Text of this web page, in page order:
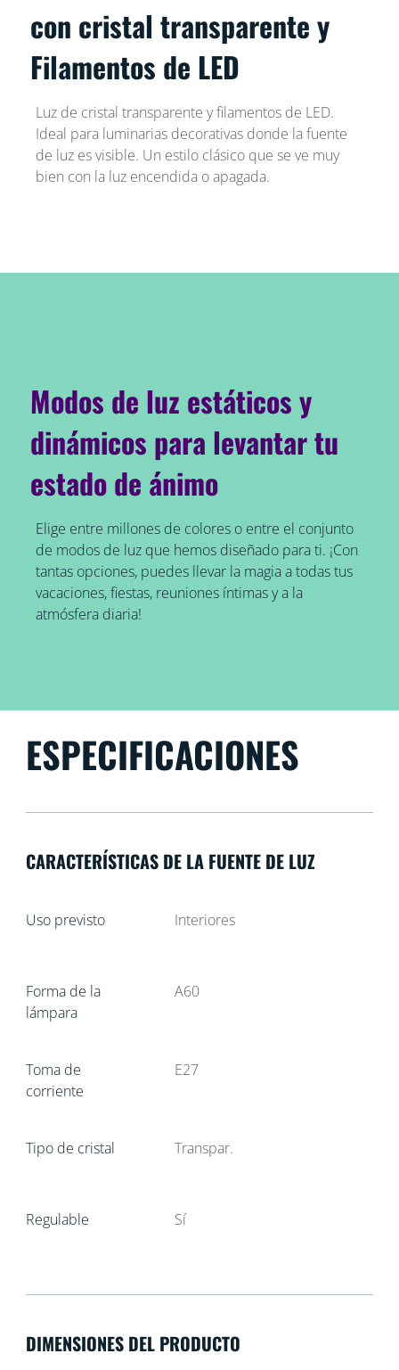
con cristal transparente y
Filamentos de LED
Luz de cristal transparente y filamentos de LED.
Ideal para luminarias decorativas donde la fuente
de luz es visible. Un estilo clásico que se ve muy
bien con la luz encendida o apagada.
Modos de luz estáticos y
dinámicos para levantar tu
estado de ánimo
Elige entre millones de colores o entre el conjunto
de modos de luz que hemos diseñado para ti. ¡Con
tantas opciones, puedes llevar la magia a todas tus
vacaciones, fiestas, reuniones íntimas y a la
atmósfera diaria!
ESPECIFICACIONES
CARACTERÍSTICAS DE LA FUENTE DE LUZ
Uso previsto Interiores
Forma de la
lámpara
A60
Toma de
corriente
E27
Tipo de cristal Transpar.
Regulable Sí
DIMENSIONES DEL PRODUCTO